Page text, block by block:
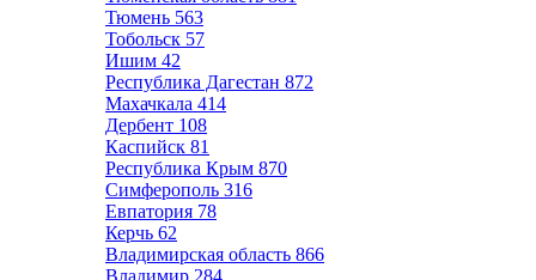
Тюмень 563
Тобольск 57
Ишим 42
Республика Дагестан 872
Махачкала 414
Дербент 108
Каспийск 81
Республика Крым 870
Симферополь 316
Евпатория 78
Керчь 62
Владимирская область 866
Владимир 284